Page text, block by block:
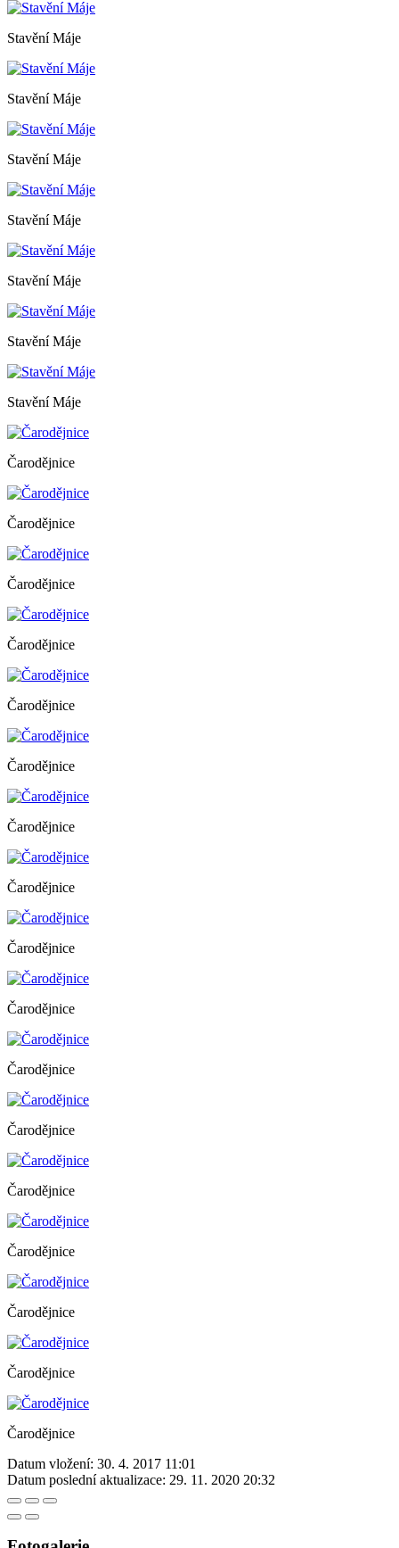
Stavění Máje
Stavění Máje
Stavění Máje
Stavění Máje
Stavění Máje
Stavění Máje
Stavění Máje
Čarodějnice
Čarodějnice
Čarodějnice
Čarodějnice
Čarodějnice
Čarodějnice
Čarodějnice
Čarodějnice
Čarodějnice
Čarodějnice
Čarodějnice
Čarodějnice
Čarodějnice
Čarodějnice
Čarodějnice
Čarodějnice
Čarodějnice
Datum vložení: 30. 4. 2017 11:01
Datum poslední aktualizace: 29. 11. 2020 20:32